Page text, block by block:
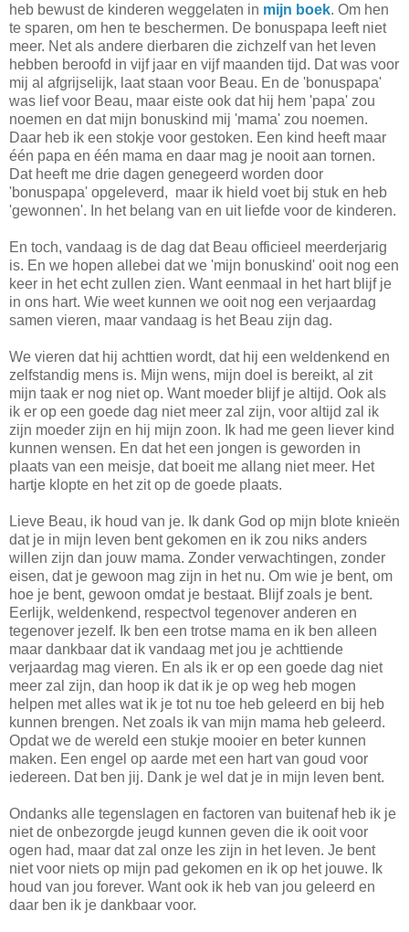
heb bewust de kinderen weggelaten in mijn boek. Om hen
te sparen, om hen te beschermen. De bonuspapa leeft niet
meer. Net als andere dierbaren die zichzelf van het leven
hebben beroofd in vijf jaar en vijf maanden tijd. Dat was voor
mij al afgrijselijk, laat staan voor Beau. En de 'bonuspapa'
was lief voor Beau, maar eiste ook dat hij hem 'papa' zou
noemen en dat mijn bonuskind mij 'mama' zou noemen.
Daar heb ik een stokje voor gestoken. Een kind heeft maar
één papa en één mama en daar mag je nooit aan tornen.
Dat heeft me drie dagen genegeerd worden door
'bonuspapa' opgeleverd, maar ik hield voet bij stuk en heb
'gewonnen'. In het belang van en uit liefde voor de kinderen.
En toch, vandaag is de dag dat Beau officieel meerderjarig
is. En we hopen allebei dat we 'mijn bonuskind' ooit nog een
keer in het echt zullen zien. Want eenmaal in het hart blijf je
in ons hart. Wie weet kunnen we ooit nog een verjaardag
samen vieren, maar vandaag is het Beau zijn dag.
We vieren dat hij achttien wordt, dat hij een weldenkend en
zelfstandig mens is. Mijn wens, mijn doel is bereikt, al zit
mijn taak er nog niet op. Want moeder blijf je altijd. Ook als
ik er op een goede dag niet meer zal zijn, voor altijd zal ik
zijn moeder zijn en hij mijn zoon. Ik had me geen liever kind
kunnen wensen. En dat het een jongen is geworden in
plaats van een meisje, dat boeit me allang niet meer. Het
hartje klopte en het zit op de goede plaats.
Lieve Beau, ik houd van je. Ik dank God op mijn blote knieën
dat je in mijn leven bent gekomen en ik zou niks anders
willen zijn dan jouw mama. Zonder verwachtingen, zonder
eisen, dat je gewoon mag zijn in het nu. Om wie je bent, om
hoe je bent, gewoon omdat je bestaat. Blijf zoals je bent.
Eerlijk, weldenkend, respectvol tegenover anderen en
tegenover jezelf. Ik ben een trotse mama en ik ben alleen
maar dankbaar dat ik vandaag met jou je achttiende
verjaardag mag vieren. En als ik er op een goede dag niet
meer zal zijn, dan hoop ik dat ik je op weg heb mogen
helpen met alles wat ik je tot nu toe heb geleerd en bij heb
kunnen brengen. Net zoals ik van mijn mama heb geleerd.
Opdat we de wereld een stukje mooier en beter kunnen
maken. Een engel op aarde met een hart van goud voor
iedereen. Dat ben jij. Dank je wel dat je in mijn leven bent.
Ondanks alle tegenslagen en factoren van buitenaf heb ik je
niet de onbezorgde jeugd kunnen geven die ik ooit voor
ogen had, maar dat zal onze les zijn in het leven. Je bent
niet voor niets op mijn pad gekomen en ik op het jouwe. Ik
houd van jou forever. Want ook ik heb van jou geleerd en
daar ben ik je dankbaar voor.